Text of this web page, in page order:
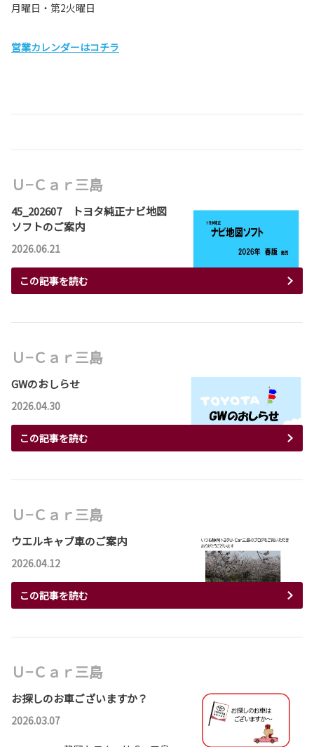
月曜日・第2火曜日
営業カレンダーはコチラ
Ｕ−Ｃａｒ三島
45_202607 トヨタ純正ナビ地図
ソフトのご案内
2026.06.21
この記事を読む
Ｕ−Ｃａｒ三島
GWのおしらせ
2026.04.30
この記事を読む
Ｕ−Ｃａｒ三島
ウエルキャブ車のご案内
2026.04.12
この記事を読む
Ｕ−Ｃａｒ三島
お探しのお車ございますか？
2026.03.07